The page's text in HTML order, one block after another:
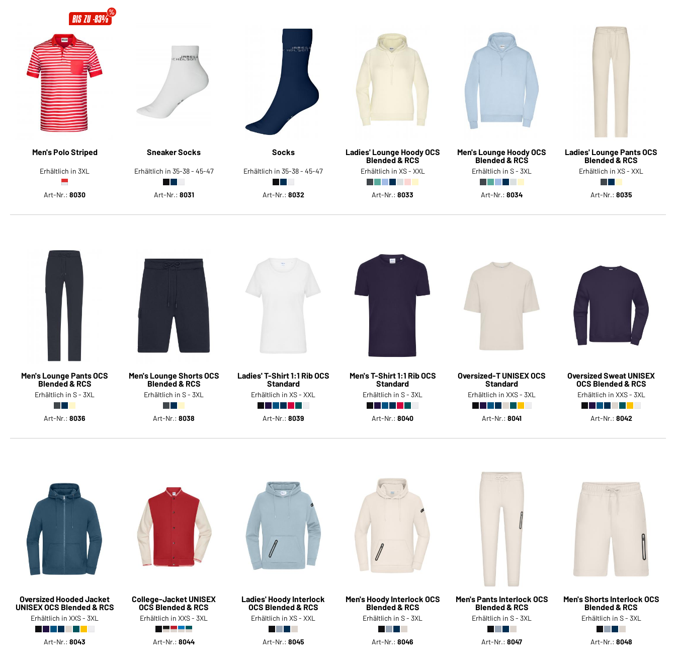
BIS ZU -83%
Men's Polo Striped
Erhältlich in 3XL
Art-Nr.:8030
Sneaker Socks
Erhältlich in 35-38 - 45-47
Art-Nr.: 8031
Socks
Erhältlich in 35-38 - 45-47
Art-Nr.: 8032
Ladies' Lounge Hoody OCS
Blended & RCS
Erhältlich in XS - XXL
Art-Nr.:8033
Men's Lounge Hoody OCS
Blended & RCS
Erhältlich in S - 3XL
Art-Nr.:8034
Ladies' Lounge Pants OCS
Blended & RCS
Erhältlich in XS - XXL
Art-Nr.: 8035
Men's Lounge Pants OCS
Blended & RCS
Erhältlich in S - 3XL
Art-Nr.:8036
Men's Lounge Shorts OCS
Blended & RCS
Erhältlich in S - 3XL
Art-Nr.:8038
Ladies' T-Shirt 1:1 Rib OCS
Standard
Erhältlich in XS - XXL
Art-Nr.:8039
Men's T-Shirt 1:1 Rib OCS
Standard
Erhältlich in S - 3XL
Art-Nr.:8040
Oversized-T UNISEX OCS
Standard
Erhältlich in XXS - 3XL
Art-Nr.:8041
Oversized Sweat UNISEX
OCS Blended & RCS
Erhältlich in XXS - 3XL
Art-Nr.: 8042
Oversized Hooded Jacket
UNISEX OCS Blended & RCS
Erhältlich in XXS - 3XL
Art-Nr.:8043
College-Jacket UNISEX
OCS Blended & RCS
Erhältlich in XXS - 3XL
Art-Nr.:8044
Ladies' Hoody Interlock
OCS Blended & RCS
Erhältlich in XS - XXL
Art-Nr.: 8045
Men's Hoody Interlock OCS
Blended & RCS
Erhältlich in S - 3XL
Art-Nr.:8046
Men's Pants Interlock OCS
Blended & RCS
Erhältlich in S - 3XL
Art-Nr.:8047
Men's Shorts Interlock OCS
Blended & RCS
Erhältlich in S - 3XL
Art-Nr.: 8048